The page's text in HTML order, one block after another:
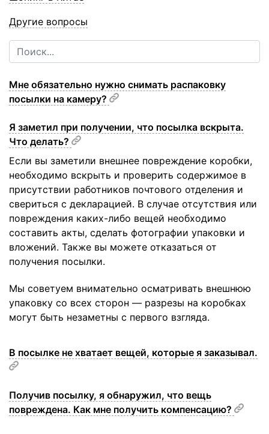
Другие вопросы
Мне обязательно нужно снимать распаковку
посылки на камеру?
Я заметил при получении, что посылка вскрыта.
Что делать?
Если вы заметили внешнее повреждение коробки,
необходимо вскрыть и проверить содержимое в
присутствии работников почтового отделения и
свериться с декларацией. В случае отсутствия или
повреждения каких-либо вещей необходимо
составить акты, сделать фотографии упаковки и
вложений. Также вы можете отказаться от
получения посылки.
Мы советуем внимательно осматривать внешнюю
упаковку со всех сторон — разрезы на коробках
могут быть незаметны с первого взгляда.
В посылке не хватает вещей, которые я заказывал.
Получив посылку, я обнаружил, что вещь
повреждена. Как мне получить компенсацию?